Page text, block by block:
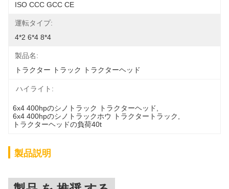
ISO CCC GCC CE
運転タイプ:
4*2 6*4 8*4
製品名:
トラクター トラック トラクターヘッド
ハイライト:
6x4 400hpのシノトラック トラクターヘッド
6x4 400hpのシノトラックホウ トラクタートラック
トラクターヘッドの負荷40t
製品説明